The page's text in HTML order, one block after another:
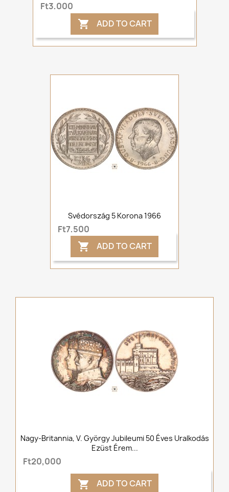
Ft3,000
 ADD TO CART
Svédország 5 Korona 1966
Ft7,500
 ADD TO CART
Nagy-Britannia, V. György Jubileumi 50 Éves Uralkodás
Ezüst Érem...
Ft20,000
 ADD TO CART